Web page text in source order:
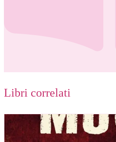
Libri correlati